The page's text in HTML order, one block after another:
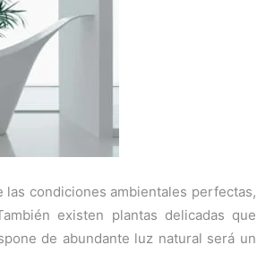
las condiciones ambientales perfectas,
existen plantas delicadas que
de abundante luz natural será un